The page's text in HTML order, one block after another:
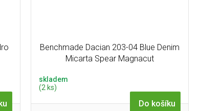
Benchmade Dacian 203-04 Blue Denim
Micarta Spear Magnacut
skladem
(2 ks)
Do košíku